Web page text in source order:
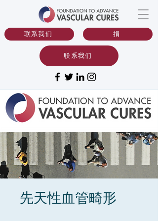
捐
联系我们
联系我们
先天性血管畸形